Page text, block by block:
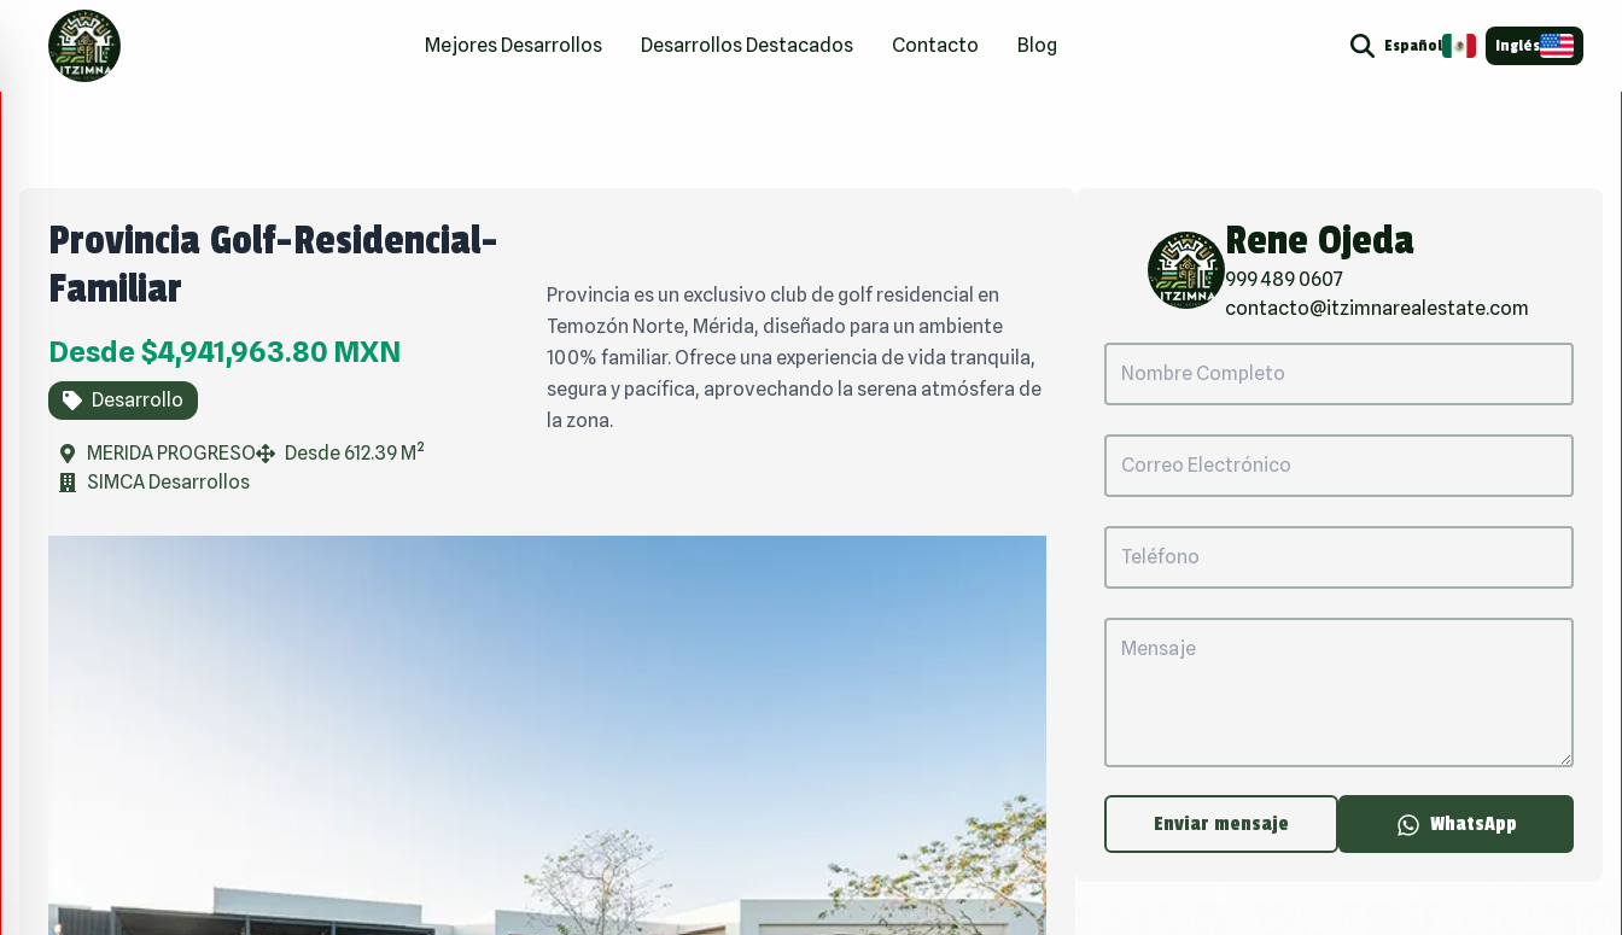
Mejores Desarrollos Desarrollos Destacados Contacto Blog Español Inglés
Provincia Golf-Residencial-
Familiar
Desde $4,941,963.80 MXN
Desarrollo
MERIDA PROGRESO
Desde 612.39 M²
SIMCA Desarrollos
Provincia es un exclusivo club de golf residencial en
Temozón Norte, Mérida, diseñado para un ambiente
100% familiar. Ofrece una experiencia de vida tranquila,
segura y pacífica, aprovechando la serena atmósfera de
la zona.
Rene Ojeda
999 489 0607
contacto@itzimnarealestate.com
Enviar mensaje WhatsApp